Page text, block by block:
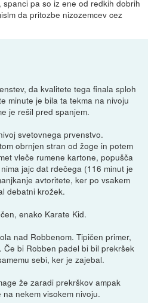
pa so iz ene od redkih dobrih
da pritozbe nizozemcev cez
da kvalitete tega finala sploh
minute je bila ta tekma na nivoju
je rešil pred spanjem.
svetovnega prvenstvo.
obrnjen stran od žoge in potem
vleče rumene kartone, popušča
jajc dat rdečega (116 minut je
avtoritete, ker po vsakem
debatni krožek.
enako Karate Kid.
nad Robbenom. Tipičen primer,
bi Robben padel bi bil prekršek
sebi, ker je zajebal.
že zaradi prekrškov ampak
nekem visokem nivoju.